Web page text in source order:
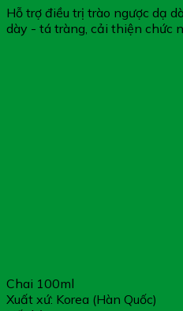
Hỗ trợ điều trị trào ngược dạ
dày - tá tràng, cải thiện chức
Chai 100ml
Xuất xứ: Korea (Hàn Quốc)